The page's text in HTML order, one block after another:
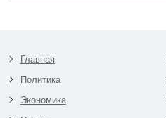
Главная
Политика
Экономика